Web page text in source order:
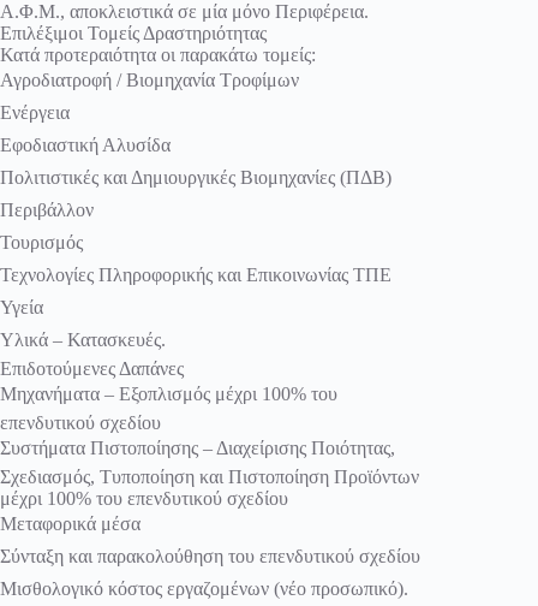
Α.Φ.Μ., αποκλειστικά σε μία μόνο Περιφέρεια.
Επιλέξιμοι Τομείς Δραστηριότητας
Κατά προτεραιότητα οι παρακάτω τομείς:
Αγροδιατροφή / Βιομηχανία Τροφίμων
Ενέργεια
Εφοδιαστική Αλυσίδα
Πολιτιστικές και Δημιουργικές Βιομηχανίες (ΠΔΒ)
Περιβάλλον
Τουρισμός
Τεχνολογίες Πληροφορικής και Επικοινωνίας ΤΠΕ
Υγεία
Υλικά – Κατασκευές.
Επιδοτούμενες Δαπάνες
Μηχανήματα – Εξοπλισμός μέχρι 100% του
επενδυτικού σχεδίου
Συστήματα Πιστοποίησης – Διαχείρισης Ποιότητας,
Σχεδιασμός, Τυποποίηση και Πιστοποίηση Προϊόντων
μέχρι 100% του επενδυτικού σχεδίου
Μεταφορικά μέσα
Σύνταξη και παρακολούθηση του επενδυτικού σχεδίου
Μισθολογικό κόστος εργαζομένων (νέο προσωπικό).